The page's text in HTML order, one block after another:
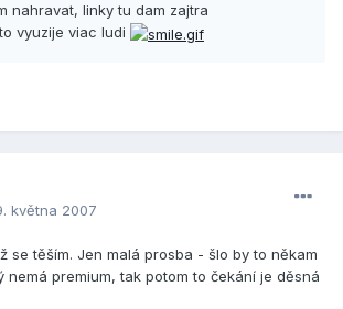
nahravat, linky tu dam zajtra
vyuzije viac ludi
května 2007
se těším. Jen malá prosba - šlo by to někam
nemá premium, tak potom to čekání je děsná